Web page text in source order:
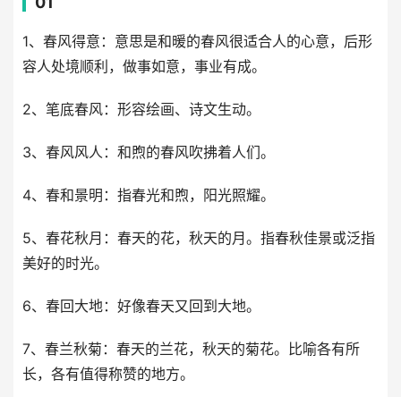
1、春风得意：意思是和暖的春风很适合人的心意，后形
容人处境顺利，做事如意，事业有成。
2、笔底春风：形容绘画、诗文生动。
3、春风风人：和煦的春风吹拂着人们。
4、春和景明：指春光和煦，阳光照耀。
5、春花秋月：春天的花，秋天的月。指春秋佳景或泛指
美好的时光。
6、春回大地：好像春天又回到大地。
7、春兰秋菊：春天的兰花，秋天的菊花。比喻各有所
长，各有值得称赞的地方。